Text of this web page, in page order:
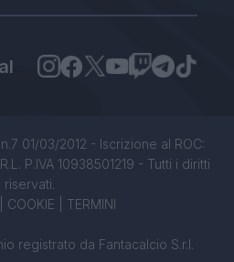
01/03/2012 - Iscrizione al ROC:
P.IVA 10938501219 - Tutti i diritti
riservati.
COOKIE TERMINI
registrato da Fantacalcio S.r.l.